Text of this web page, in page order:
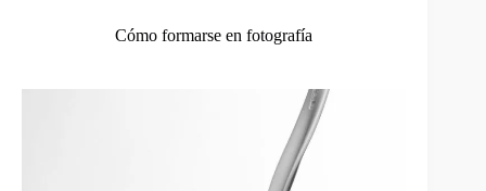
Cómo formarse en fotografía